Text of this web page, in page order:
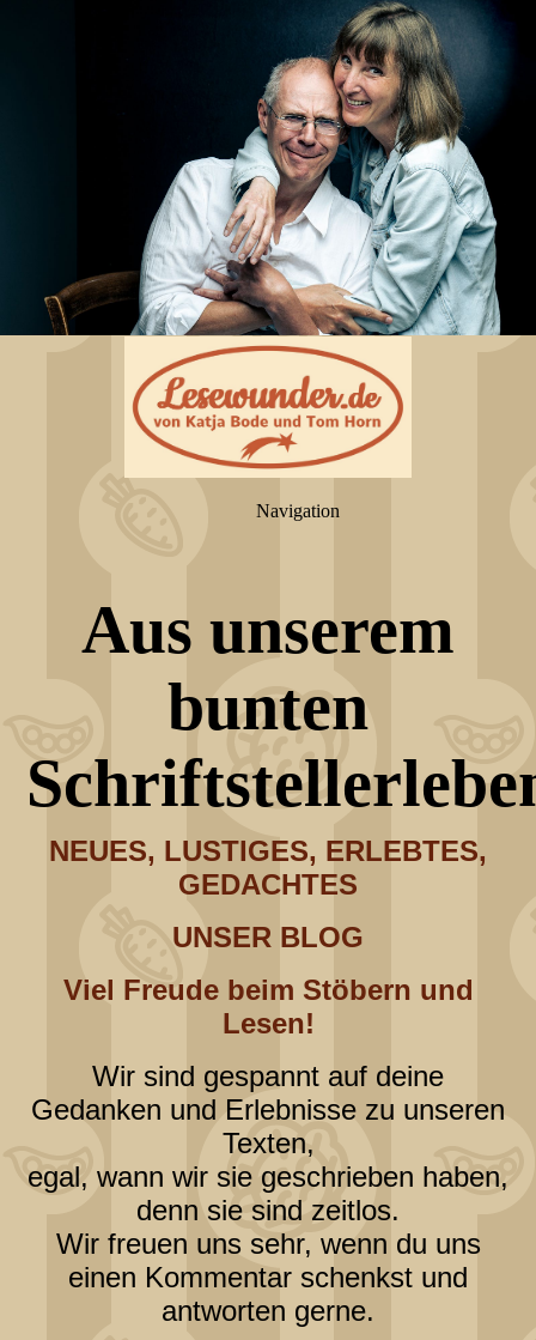
Navigation
Aus unserem
bunten
NEUES, LUSTIGES, ERLEBTES,
GEDACHTES
UNSER BLOG
Viel Freude beim Stöbern und
Lesen!
Wir sind gespannt auf deine
Gedanken und Erlebnisse zu unseren
Texten,
egal, wann wir sie geschrieben haben,
denn sie sind zeitlos.
Wir freuen uns sehr, wenn du uns
einen Kommentar schenkst und
antworten gerne.